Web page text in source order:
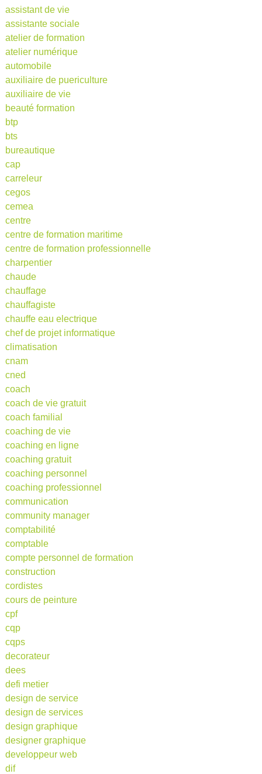
assistant de vie
assistante sociale
atelier de formation
atelier numérique
automobile
auxiliaire de puericulture
auxiliaire de vie
beauté formation
btp
bts
bureautique
cap
carreleur
cegos
cemea
centre
centre de formation maritime
centre de formation professionnelle
charpentier
chaude
chauffage
chauffagiste
chauffe eau electrique
chef de projet informatique
climatisation
cnam
cned
coach
coach de vie gratuit
coach familial
coaching de vie
coaching en ligne
coaching gratuit
coaching personnel
coaching professionnel
communication
community manager
comptabilité
comptable
compte personnel de formation
construction
cordistes
cours de peinture
cpf
cqp
cqps
decorateur
dees
defi metier
design de service
design de services
design graphique
designer graphique
developpeur web
dif